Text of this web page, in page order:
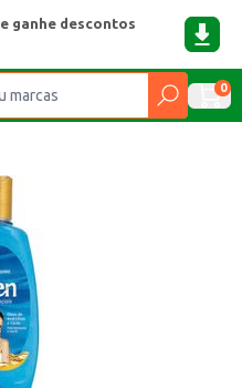
ganhe descontos
0